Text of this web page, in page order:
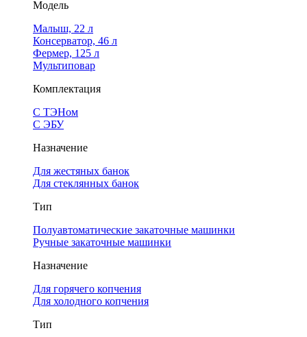
Модель
Малыш, 22 л
Консерватор, 46 л
Фермер, 125 л
Мультиповар
Комплектация
С ТЭНом
С ЭБУ
Назначение
Для жестяных банок
Для стеклянных банок
Тип
Полуавтоматические закаточные машинки
Ручные закаточные машинки
Назначение
Для горячего копчения
Для холодного копчения
Тип